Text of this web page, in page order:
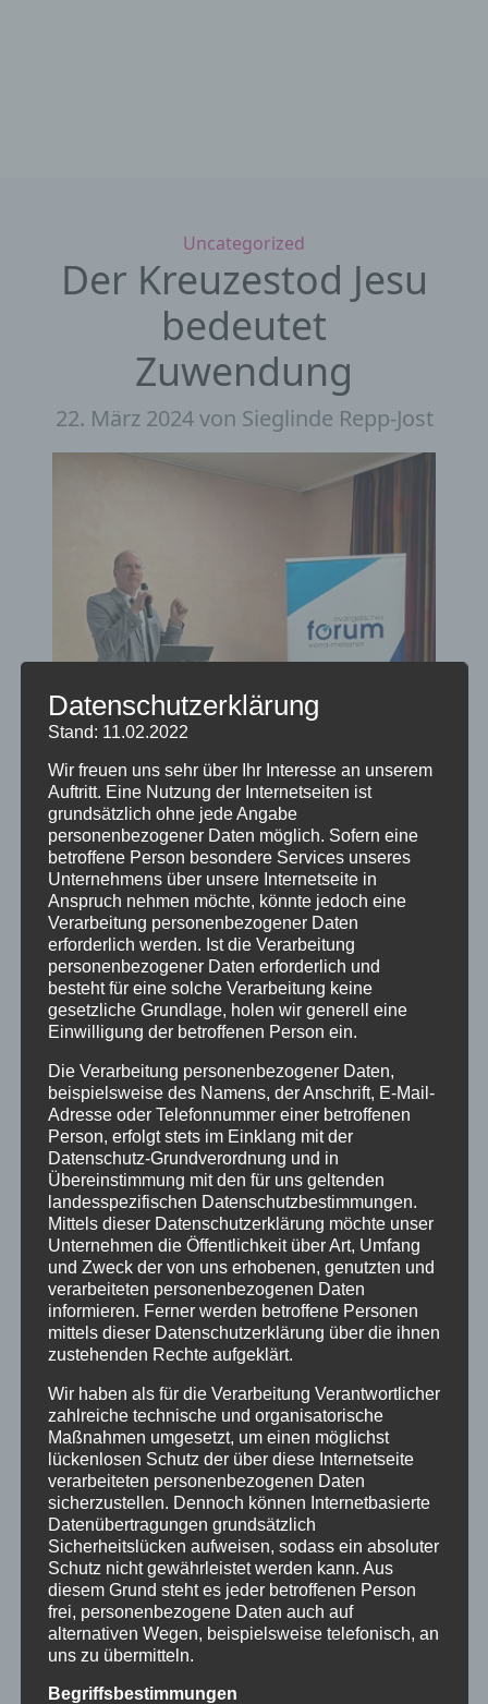
Kategorien
Uncategorized
Der Kreuzestod Jesu
bedeutet
Zuwendung
22. März 2024von Sieglinde Repp-Jost
„Der Kreuzestod Jesu bedeutet Zuwendung“,
diese zentrale These entfaltete der Göttinger
Neutestamenter Dr. Florian Wilk am
lehrreichen und zugleich verständlichen
theologischen Vortrag im Evangelischen
Forum. Ihm folgten insgesamt 41 Teilnehmer
und Teilnehmerinnen, z.T. digital über Zoom,
die Mehrheit jedoch in Präsenz im
Gemeindehaus Marktkirche. Der grausame
Tod Jesu am Kreuz, seine Einsamkeit und
Gottverlassenheit und die Deutung des
Dramas als Rettung der Menschheit vor dem
göttlichen Zorn werde von vielen Menschen,
auch Christen, heute nicht mehr verstanden,
sagte Pfarrerin Repp-Jost in ihrer Begrüssung
Datenschutzerklärung
Stand: 11.02.2022
Wir freuen uns sehr über Ihr Interesse an unserem
Auftritt. Eine Nutzung der Internetseiten ist
grundsätzlich ohne jede Angabe
personenbezogener Daten möglich. Sofern eine
betroffene Person besondere Services unseres
Unternehmens über unsere Internetseite in
Anspruch nehmen möchte, könnte jedoch eine
Verarbeitung personenbezogener Daten
erforderlich werden. Ist die Verarbeitung
personenbezogener Daten erforderlich und
besteht für eine solche Verarbeitung keine
gesetzliche Grundlage, holen wir generell eine
Einwilligung der betroffenen Person ein.
Die Verarbeitung personenbezogener Daten,
beispielsweise des Namens, der Anschrift, E-Mail-
Adresse oder Telefonnummer einer betroffenen
Person, erfolgt stets im Einklang mit der
Datenschutz-Grundverordnung und in
Übereinstimmung mit den für uns geltenden
landesspezifischen Datenschutzbestimmungen.
Mittels dieser Datenschutzerklärung möchte unser
Unternehmen die Öffentlichkeit über Art, Umfang
und Zweck der von uns erhobenen, genutzten und
verarbeiteten personenbezogenen Daten
informieren. Ferner werden betroffene Personen
mittels dieser Datenschutzerklärung über die ihnen
zustehenden Rechte aufgeklärt.
Wir haben als für die Verarbeitung Verantwortlicher
zahlreiche technische und organisatorische
Maßnahmen umgesetzt, um einen möglichst
lückenlosen Schutz der über diese Internetseite
verarbeiteten personenbezogenen Daten
sicherzustellen. Dennoch können Internetbasierte
Datenübertragungen grundsätzlich
Sicherheitslücken aufweisen, sodass ein absoluter
Schutz nicht gewährleistet werden kann. Aus
diesem Grund steht es jeder betroffenen Person
frei, personenbezogene Daten auch auf
alternativen Wegen, beispielsweise telefonisch, an
uns zu übermitteln.
Begriffsbestimmungen